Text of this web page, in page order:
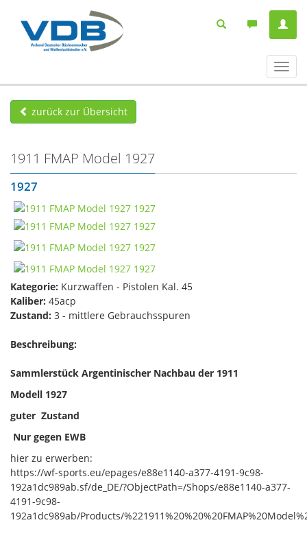
ein-/
zurück zur Übersicht
1911 FMAP Model 1927
1927
Kategorie: Kurzwaffen - Pistolen Kal. 45
Kaliber: 45acp
Zustand: 3 - mittlere Gebrauchsspuren
Beschreibung:
Sammlerstück Argentinischer Nachbau der 1911
Modell 1927
guter Zustand
Nur gegen EWB
hier zu erwerben:
https://wf-sports.eu/epages/e88e1140-a377-4191-9c98-
192a1dc989ab.sf/de_DE/?ObjectPath=/Shops/e88e1140-a377-
4191-9c98-
192a1dc989ab/Products/